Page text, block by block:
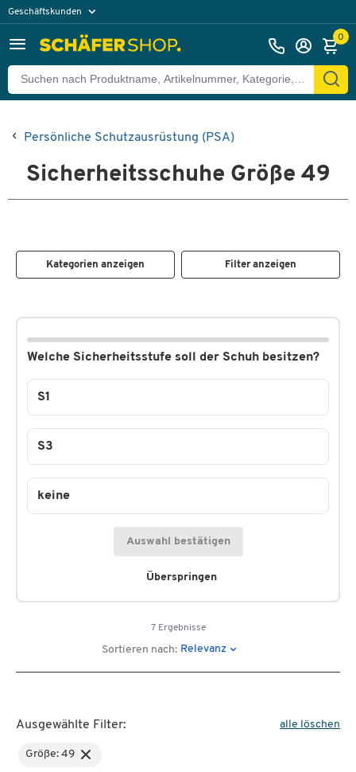
Geschäftskunden
0
Persönliche Schutzausrüstung (PSA)
Sicherheitsschuhe Größe 49
Kategorien anzeigen Filter anzeigen
Welche Sicherheitsstufe soll der Schuh besitzen?
Überspringen
S1
S3
keine
Auswahl bestätigen
7 Ergebnisse
Sortieren nach: Relevanz
Ausgewählte Filter: alle löschen
Größe: 49